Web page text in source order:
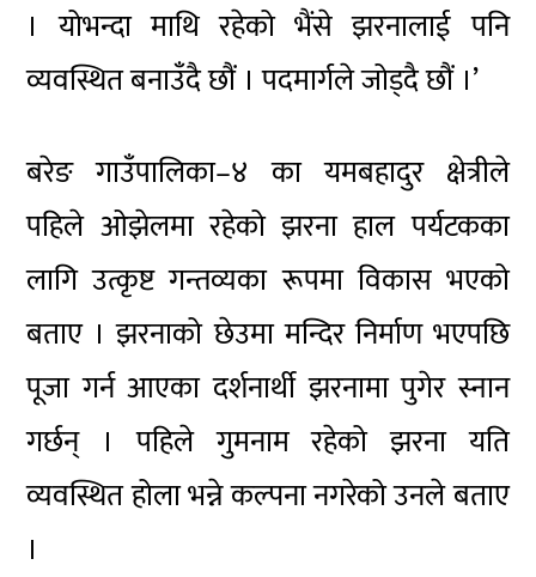
। योभन्दा माथि रहेको भैंसे झरनालाई पनि
व्यवस्थित बनाउँदै छौं । पदमार्गले जोड्दै छौं ।’
बरेङ गाउँपालिका–४ का यमबहादुर क्षेत्रीले
पहिले ओझेलमा रहेको झरना हाल पर्यटकका
लागि उत्कृष्ट गन्तव्यका रूपमा विकास भएको
बताए । झरनाको छेउमा मन्दिर निर्माण भएपछि
पूजा गर्न आएका दर्शनार्थी झरनामा पुगेर स्नान
गर्छन् । पहिले गुमनाम रहेको झरना यति
व्यवस्थित होला भन्ने कल्पना नगरेको उनले बताए
।